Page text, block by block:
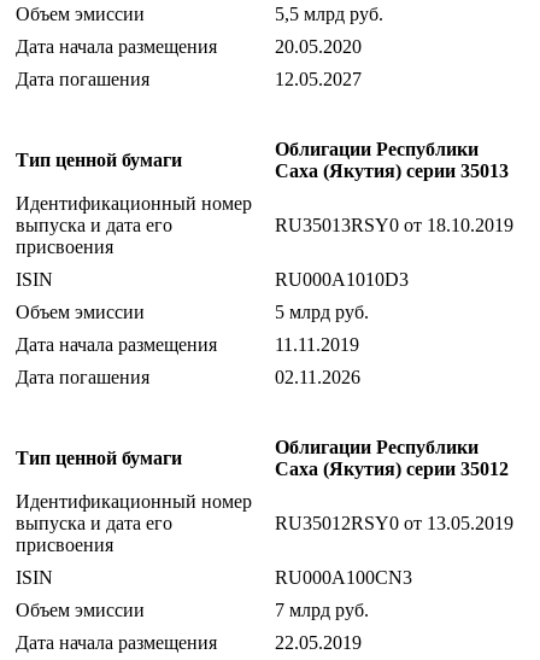
Объем эмиссии
5,5 млрд руб.
Дата начала размещения
20.05.2020
Дата погашения
12.05.2027
Тип ценной бумаги
Облигации Республики
Саха (Якутия) серии 35013
Идентификационный номер
выпуска и дата его
присвоения
RU35013RSY0 от 18.10.2019
ISIN
RU000A1010D3
Объем эмиссии
5 млрд руб.
Дата начала размещения
11.11.2019
Дата погашения
02.11.2026
Тип ценной бумаги
Облигации Республики
Саха (Якутия) серии 35012
Идентификационный номер
выпуска и дата его
присвоения
RU35012RSY0 от 13.05.2019
ISIN
RU000A100CN3
Объем эмиссии
7 млрд руб.
Дата начала размещения
22.05.2019